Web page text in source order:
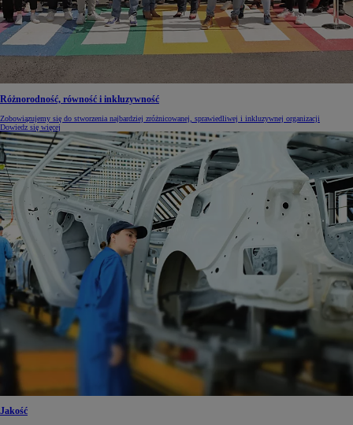
Różnorodność, równość i inkluzywność
Zobowiązujemy się do stworzenia najbardziej zróżnicowanej, sprawiedliwej i inkluzywnej organizacji
Dowiedz się więcej
Jakość